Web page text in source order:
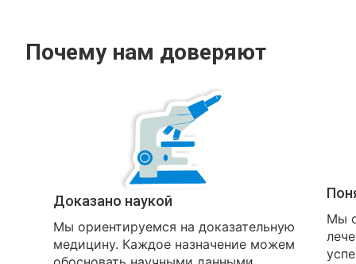
Почему нам доверяют
Доказано наукой
Мы ориентируемся на доказательную
медицину. Каждое назначение можем
Мы